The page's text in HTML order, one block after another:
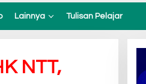
Lainnya Tulisan Pelajar
NTT,